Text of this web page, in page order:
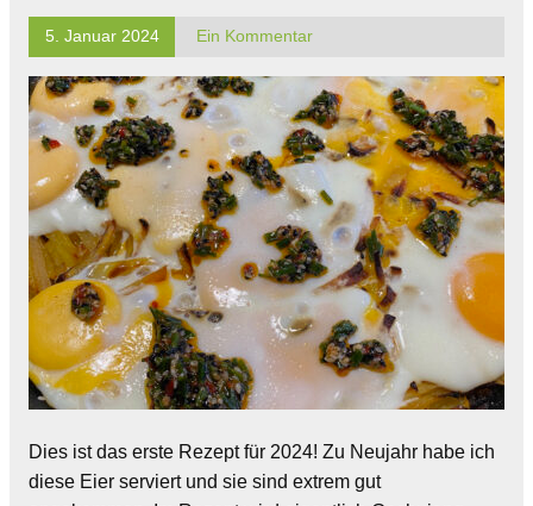
5. Januar 2024 Ein Kommentar
Dies ist das erste Rezept für 2024! Zu Neujahr habe ich
diese Eier serviert und sie sind extrem gut